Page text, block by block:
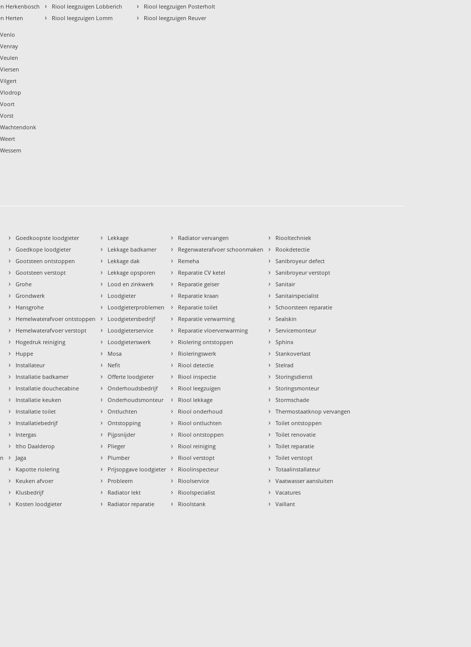
Herkenbosch
Herten
› Riool leegzuigen Lobberich
› Riool leegzuigen Lomm
› Riool leegzuigen Posterholt
› Riool leegzuigen Reuver
› Goedkoopste loodgieter
› Goedkope loodgieter
› Gootsteen ontstoppen
› Gootsteen verstopt
› Grohe
› Grondwerk
› Hansgrohe
› Hemelwaterafvoer ontstoppen
› Hemelwaterafvoer verstopt
› Hogedruk reiniging
› Huppe
› Installateur
› Installatie badkamer
› Installatie douchecabine
› Installatie keuken
› Installatie toilet
› Installatiebedrijf
› Intergas
› Itho Daalderop
› Jaga
› Kapotte riolering
› Keuken afvoer
› Klusbedrijf
› Kosten loodgieter
› Lekkage
› Lekkage badkamer
› Lekkage dak
› Lekkage opsporen
› Lood en zinkwerk
› Loodgieter
› Loodgieterproblemen
› Loodgietersbedrijf
› Loodgieterservice
› Loodgieterswerk
› Mosa
› Nefit
› Offerte loodgieter
› Onderhoudsbedrijf
› Onderhoudsmonteur
› Ontluchten
› Ontstopping
› Pijpsnijder
› Plieger
› Plumber
› Prijsopgave loodgieter
› Probleem
› Radiator lekt
› Radiator reparatie
› Radiator vervangen
› Regenwaterafvoer schoonmaken
› Remeha
› Reparatie CV ketel
› Reparatie geiser
› Reparatie kraan
› Reparatie toilet
› Reparatie verwarming
› Reparatie vloerverwarming
› Riolering ontstoppen
› Rioleringswerk
› Riool detectie
› Riool inspectie
› Riool leegzuigen
› Riool lekkage
› Riool onderhoud
› Riool ontluchten
› Riool ontstoppen
› Riool reiniging
› Riool verstopt
› Rioolinspecteur
› Rioolservice
› Rioolspecialist
› Rioolstank
› Riooltechniek
› Rookdetectie
› Sanibroyeur defect
› Sanibroyeur verstopt
› Sanitair
› Sanitairspecialist
› Schoorsteen reparatie
› Sealskin
› Servicemonteur
› Sphinx
› Stankoverlast
› Stelrad
› Storingsdienst
› Storingsmonteur
› Stormschade
› Thermostaatknop vervangen
› Toilet ontstoppen
› Toilet renovatie
› Toilet reparatie
› Toilet verstopt
› Totaalinstallateur
› Vaatwasser aansluiten
› Vacatures
› Vaillant